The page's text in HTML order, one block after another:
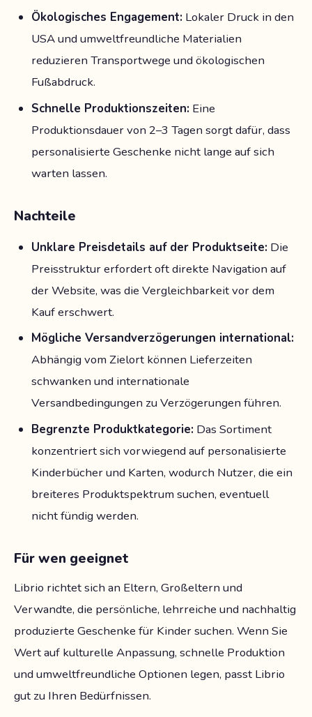
Ökologisches Engagement: Lokaler Druck in den
USA und umweltfreundliche Materialien
reduzieren Transportwege und ökologischen
Fußabdruck.
Schnelle Produktionszeiten: Eine
Produktionsdauer von 2–3 Tagen sorgt dafür, dass
personalisierte Geschenke nicht lange auf sich
warten lassen.
Nachteile
Unklare Preisdetails auf der Produktseite: Die
Preisstruktur erfordert oft direkte Navigation auf
der Website, was die Vergleichbarkeit vor dem
Kauf erschwert.
Mögliche Versandverzögerungen international:
Abhängig vom Zielort können Lieferzeiten
schwanken und internationale
Versandbedingungen zu Verzögerungen führen.
Begrenzte Produktkategorie: Das Sortiment
konzentriert sich vorwiegend auf personalisierte
Kinderbücher und Karten, wodurch Nutzer, die ein
breiteres Produktspektrum suchen, eventuell
nicht fündig werden.
Für wen geeignet
Librio richtet sich an Eltern, Großeltern und
Verwandte, die persönliche, lehrreiche und nachhaltig
produzierte Geschenke für Kinder suchen. Wenn Sie
Wert auf kulturelle Anpassung, schnelle Produktion
und umweltfreundliche Optionen legen, passt Librio
gut zu Ihren Bedürfnissen.